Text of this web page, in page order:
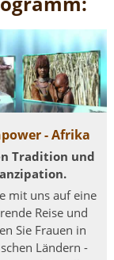
- Afrika
Tradition und
mit uns auf eine
Reise und
Sie Frauen in
Ländern -